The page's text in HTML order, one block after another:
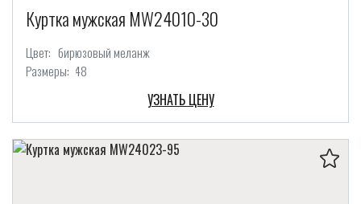
Куртка мужская MW24010-30
Цвет: бирюзовый меланж
Размеры: 48
УЗНАТЬ ЦЕНУ